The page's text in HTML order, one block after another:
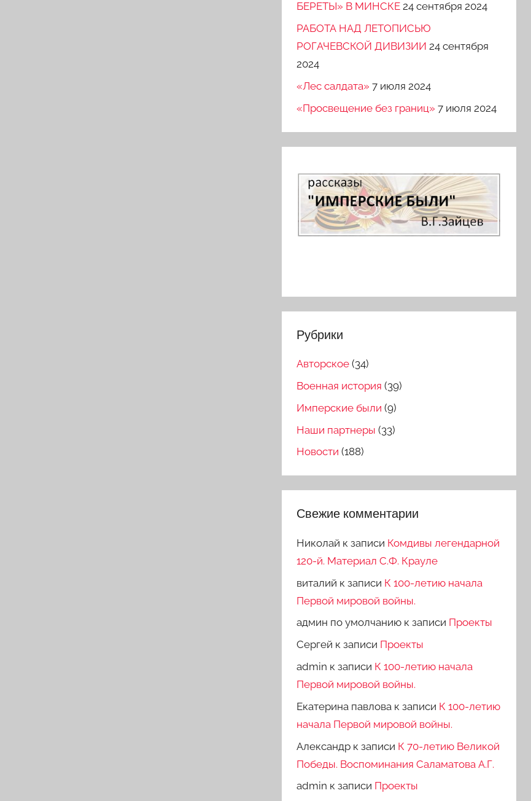
БЕРЕТЫ» В МИНСКЕ 24 сентября 2024
РАБОТА НАД ЛЕТОПИСЬЮ
РОГАЧЕВСКОЙ ДИВИЗИИ 24 сентября
2024
«Лес салдата» 7 июля 2024
«Просвещение без границ» 7 июля 2024
Рубрики
Авторское (34)
Военная история (39)
Имперские были (9)
Наши партнеры (33)
Новости (188)
Свежие комментарии
Николай к записи Комдивы легендарной
120-й. Материал С.Ф. Крауле
виталий к записи К 100-летию начала
Первой мировой войны.
админ по умолчанию к записи Проекты
Сергей к записи Проекты
admin к записи К 100-летию начала
Первой мировой войны.
Екатерина павлова к записи К 100-летию
начала Первой мировой войны.
Александр к записи К 70-летию Великой
Победы. Воспоминания Саламатова А.Г.
admin к записи Проекты